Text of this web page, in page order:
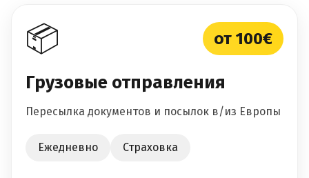
📦 от 100€
Грузовые отправления
Пересылка документов и посылок в/из Европы
Ежедневно Страховка